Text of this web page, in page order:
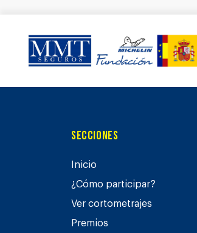
Secciones
Inicio
¿Cómo participar?
Ver cortometrajes
Premios